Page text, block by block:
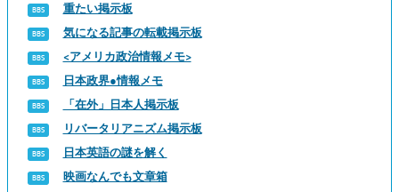
重たい掲示板
気になる記事の転載掲示板
<アメリカ政治情報メモ>
日本政界●情報メモ
「在外」日本人掲示板
リバータリアニズム掲示板
日本英語の謎を解く
映画なんでも文章箱